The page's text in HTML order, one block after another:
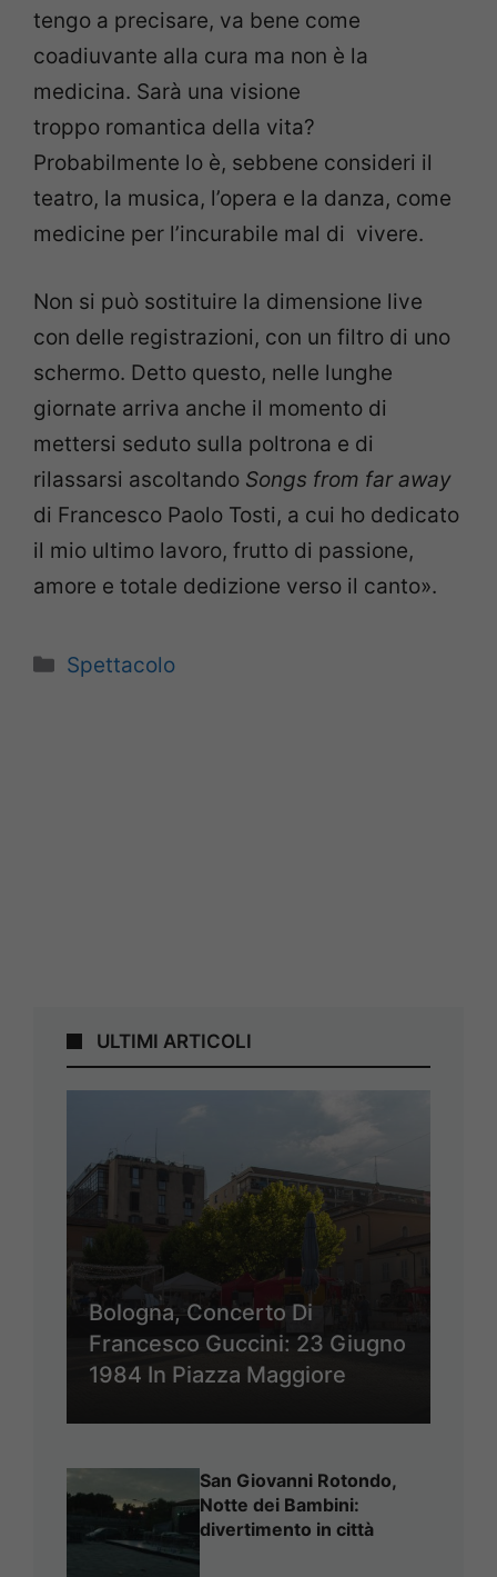
tengo a precisare, va bene come
coadiuvante alla cura ma non è la
medicina. Sarà una visione
troppo romantica della vita?
Probabilmente lo è, sebbene consideri il
teatro, la musica, l’opera e la danza, come
medicine per l’incurabile mal di vivere.
Non si può sostituire la dimensione live
con delle registrazioni, con un filtro di uno
schermo. Detto questo, nelle lunghe
giornate arriva anche il momento di
mettersi seduto sulla poltrona e di
rilassarsi ascoltando Songs from far away
di Francesco Paolo Tosti, a cui ho dedicato
il mio ultimo lavoro, frutto di passione,
amore e totale dedizione verso il canto».
Categorie
Spettacolo
ULTIMI ARTICOLI
Bologna, Concerto Di
Francesco Guccini: 23 Giugno
1984 In Piazza Maggiore
San Giovanni Rotondo,
Notte dei Bambini:
divertimento in città